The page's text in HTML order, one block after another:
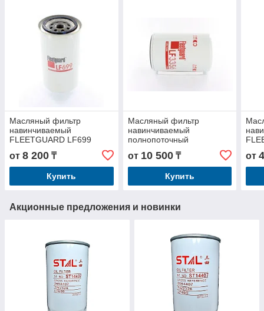
Масляный фильтр
навинчиваемый
FLEETGUARD LF699
от 8 200 ₸
Купить
Масляный фильтр
навинчиваемый
полнопоточный
FLEETGUARD LF3356
от 10 500₸
Купить
от
Акционные предложения и новинки